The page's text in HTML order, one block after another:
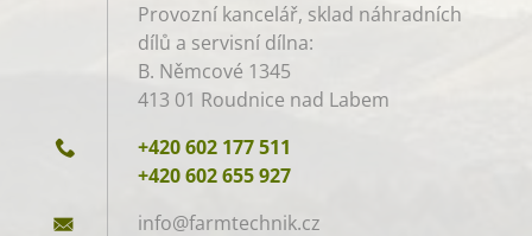
Provozní kancelář, sklad náhradních
dílů a servisní dílna:
B. Němcové 1345
413 01 Roudnice nad Labem
+420 602 177 511
+420 602 655 927
info@farmtechnik.cz